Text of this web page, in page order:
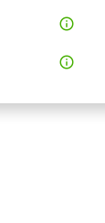
info_outline
info_outline